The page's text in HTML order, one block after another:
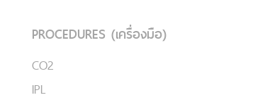
PROCEDURES (เครื่องมือ)
CO2
IPL